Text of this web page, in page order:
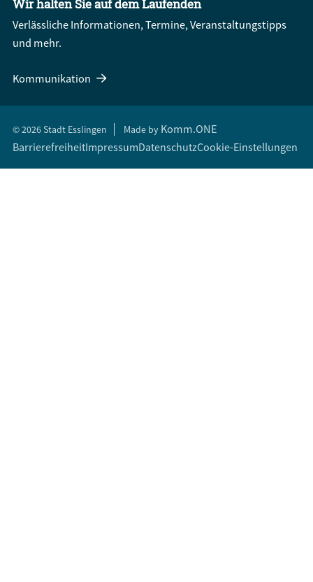
Wir halten Sie auf dem Laufenden
Verlässliche Informationen, Termine, Veranstaltungstipps
und mehr.
Kommunikation
© 2026 Stadt Esslingen Made by Komm.ONE
BarrierefreiheitImpressumDatenschutzCookie-Einstellungen